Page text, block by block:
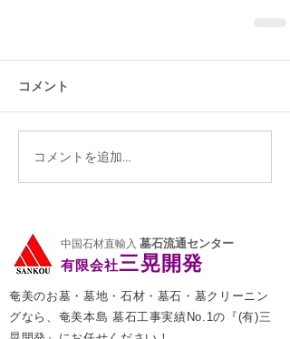
コメント
コメントを追加…
有限会社三晃開発
中国石材直輸入 墓石流通センター
奄美のお墓・墓地・石材・墓石・墓クリーニン
グなら、奄美本島 墓石工事実績No.1の『(有)三